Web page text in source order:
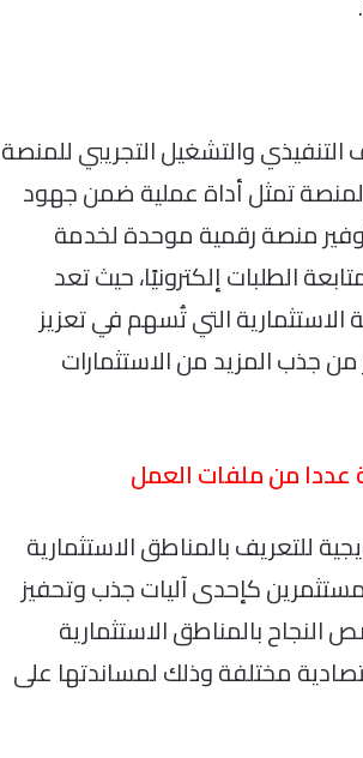
والتشغيل التجريبي للمنصة
المنصة تمثل أداة عملية ضمن جهود
منصة رقمية موحدة لخدمة
الطلبات إلكترونيًا، حيث تعد
الاستثمارية التي تُسهم في تعزيز
من جذب المزيد من الاستثمارات
عددا من ملفات العمل
للتعريف بالمناطق الاستثمارية
كإحدى آليات جذب وتحفيز
بالمناطق الاستثمارية
مختلفة وذلك لمساندتها على